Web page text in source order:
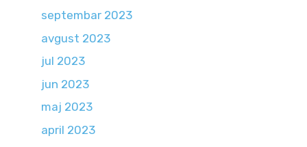
septembar 2023
avgust 2023
jul 2023
jun 2023
maj 2023
april 2023